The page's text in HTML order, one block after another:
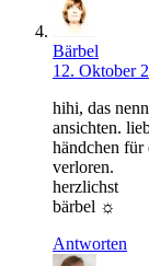
Bärbel
12. Oktober
hihi, das
ansichten.
händchen für
verloren.
herzlichst
bärbel ☼
Antworten